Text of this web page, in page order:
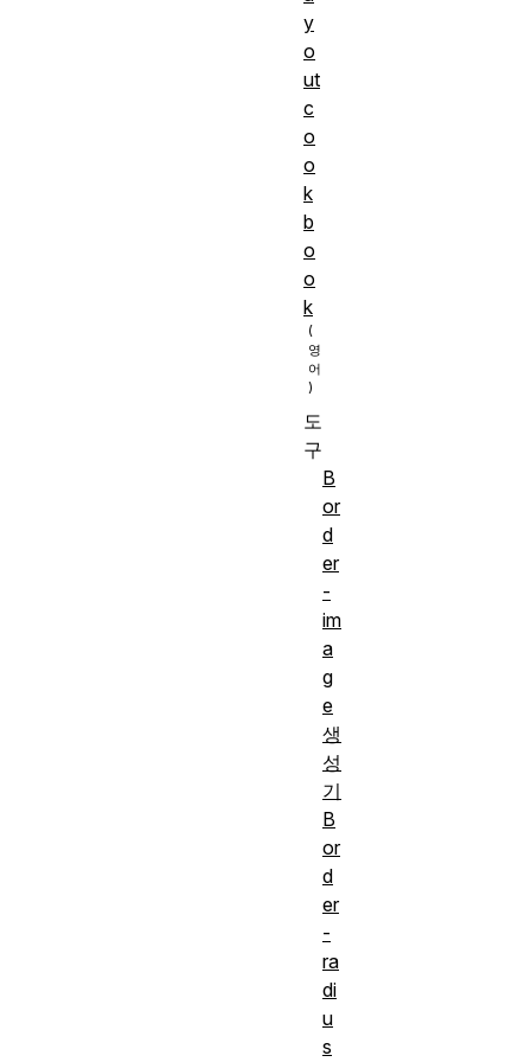
y
o
ut
c
o
o
k
b
o
o
k
도
구
B
or
d
er
-
im
a
g
e
생
성
기
B
or
d
er
-
ra
di
u
s